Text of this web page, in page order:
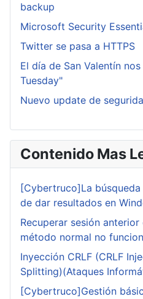
backup
Microsoft Security
Twitter se pasa a HTTPS
El día de San Valentín
Tuesday"
Nuevo update de
Contenido Mas
[Cybertruco]La
de dar resultados en
Recuperar sesión
método normal no
Inyección CRLF (CRLF
Splitting)(Ataques
[Cybertruco]Gestión